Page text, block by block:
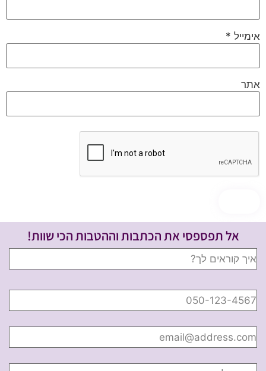
אימייל *
אתר
אל תפספסי את הכתבות וההטבות הכי שוות!